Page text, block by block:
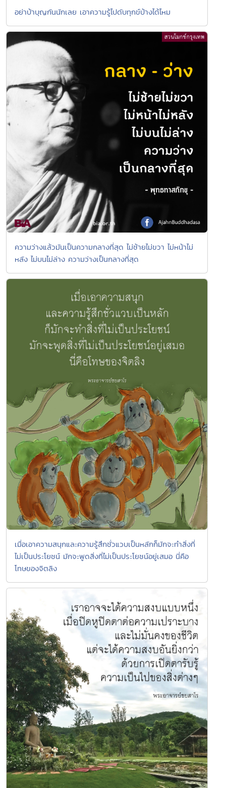
อย่าบ้าบุญกันนักเลย เอาความรู้ไปดับทุกข์บ้างได้ไหม
ความว่างแล้วมันเป็นความกลางที่สุด ไม่ซ้ายไม่ขวา ไม่หน้าไม่
หลัง ไม่บนไม่ล่าง ความว่างเป็นกลางที่สุด
เมื่อเอาความสนุกและความรู้สึกชั่วแวบเป็นหลักก็มักจะทำสิ่งที่
ไม่เป็นประโยชน์​ มักจะพูดสิ่งที่ไม่เป็นประโยชน์อยู่เสมอ นี่คือ
โทษของจิตลิง